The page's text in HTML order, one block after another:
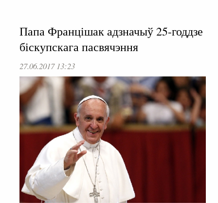
Папа Францішак адзначыў 25-годдзе
біскупскага пасвячэння
27.06.2017 13:23